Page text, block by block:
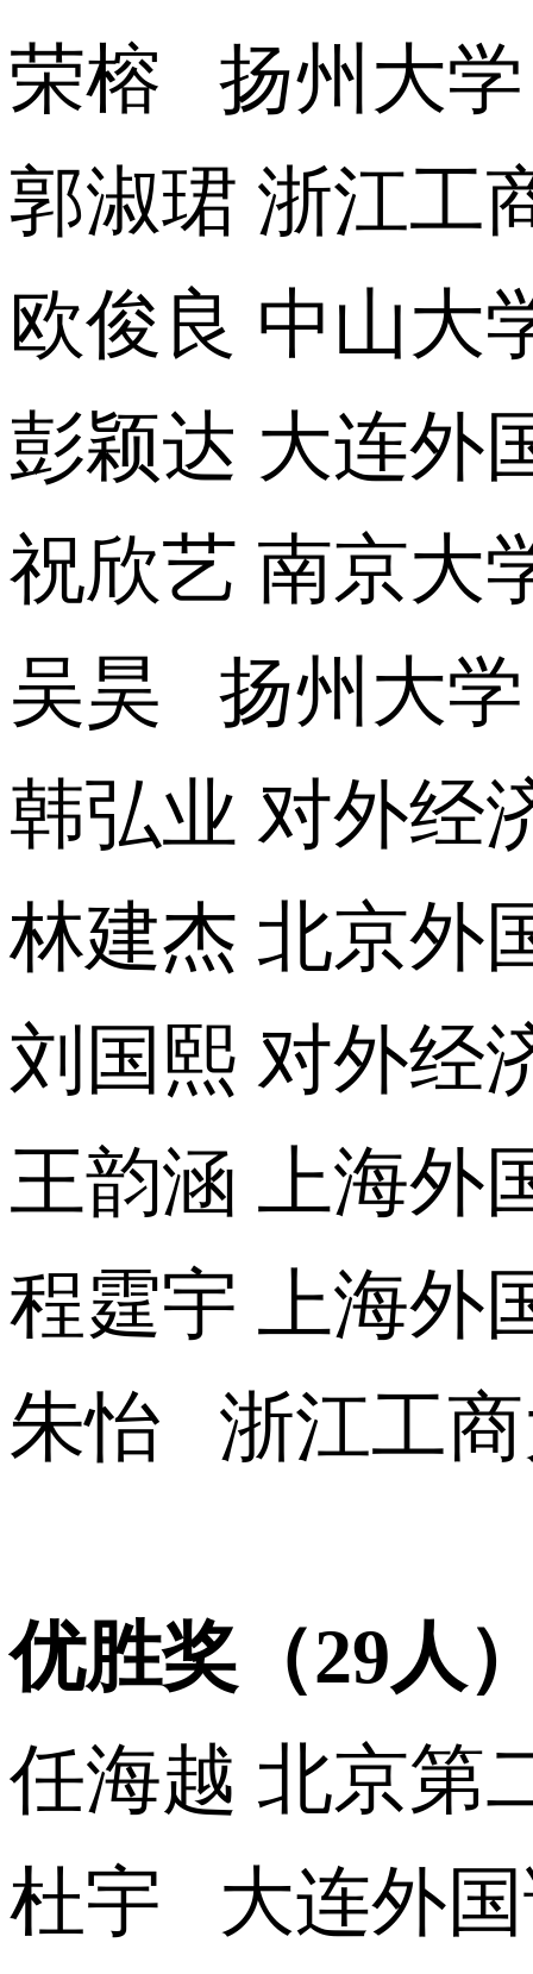
荣榕 扬州大学
郭淑珺 浙江工
欧俊良 中山大
彭颖达 大连外
祝欣艺 南京大
吴昊 扬州大学
韩弘业 对外经
林建杰 北京外
刘国熙 对外经
王韵涵 上海外
程霆宇 上海外
朱怡 浙江工
优胜奖（29人
任海越 北京第
杜宇 大连外